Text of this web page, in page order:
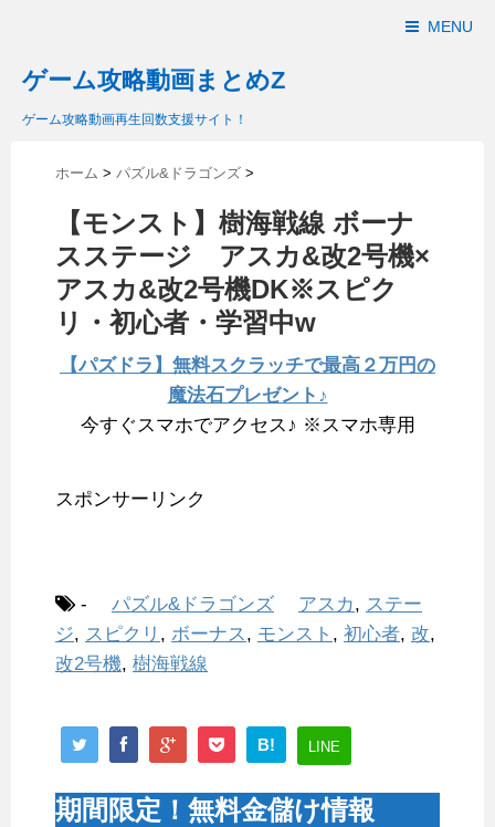
MENU
ゲーム攻略動画まとめZ
ゲーム攻略動画再生回数支援サイト！
ホーム > パズル&ドラゴンズ >
【モンスト】樹海戦線 ボーナ
スステージ アスカ&改2号機×
アスカ&改2号機DK※スピク
リ・初心者・学習中w
【パズドラ】無料スクラッチで最高２万円の
魔法石プレゼント♪
今すぐスマホでアクセス♪ ※スマホ専用
スポンサーリンク
- パズル&ドラゴンズ アスカ, ステー
ジ, スピクリ , ボーナス, モンスト , 初心者, 改,
改2号機, 樹海戦線
B! LINE
期間限定！無料金儲け情報